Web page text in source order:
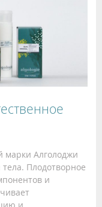
марки Алголоджи
Плодотворное
и
и